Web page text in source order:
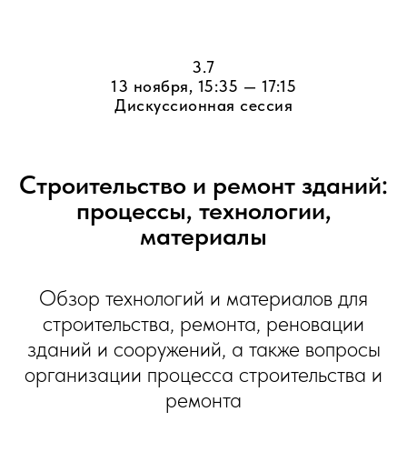
3.7
13 ноября, 15:35 — 17:15
Дискуссионная сессия
Строительство и ремонт зданий:
процессы, технологии,
материалы
Обзор технологий и материалов для
строительства, ремонта, реновации
зданий и сооружений, а также вопросы
организации процесса строительства и
ремонта